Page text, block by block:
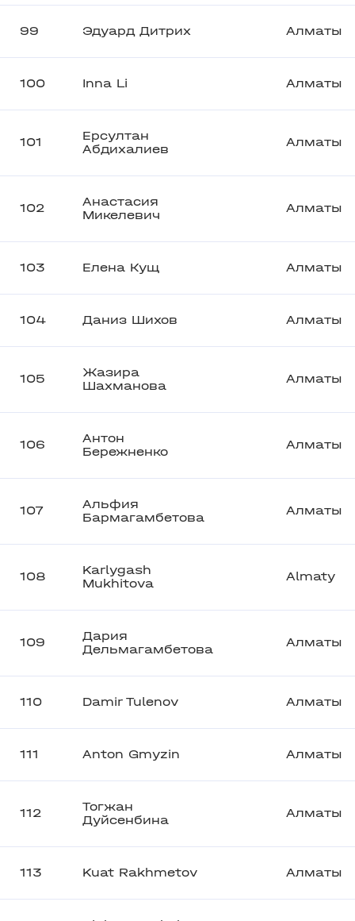
99 Эдуард Дитрих Алматы
100 Inna Li Алматы
101
Ерсултан
Абдихалиев
Алматы
102
Анастасия
Микелевич
Алматы
103 Елена Кущ Алматы
104 Даниз Шихов Алматы
105
Жазира
Шахманова
Алматы
106
Антон
Бережненко
Алматы
107
Альфия
Бармагамбетова
Алматы
108
Karlygash
Mukhitova
Almaty
109
Дария
Дельмагамбетова
Алматы
110 Damir Tulenov Алматы
111 Anton Gmyzin Алматы
112
Тогжан
Дуйсенбина
Алматы
113 Kuat Rakhmetov Алматы